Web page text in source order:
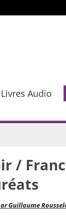
Livres Audio
/
Guillaume